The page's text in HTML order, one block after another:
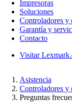
Impresoras
Soluciones
Controladores y
Garantía y
Contacto
Visitar
Asistencia
Controladores y
Preguntas